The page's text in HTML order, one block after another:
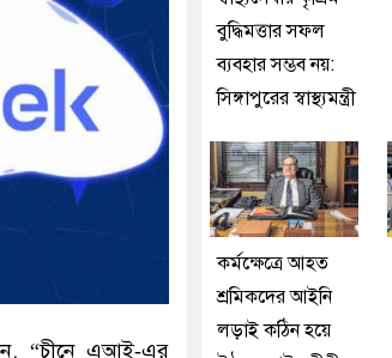
, “চীনে এআই‑এর
বুদ্ধিমত্তার সফল
ব্যবহার সম্ভব নয়:
সিঙ্গাপুরের স্বাস্থ্যমন্ত্রী
কর্মক্ষেত্রে আহত
শ্রমিকদের আইনি
লড়াই কঠিন হয়ে